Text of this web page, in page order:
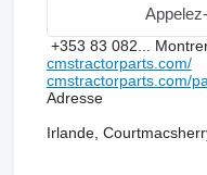
+353 83 082...
cmstractorparts.com/
cmstractorparts.com/
Adresse
Irlande,